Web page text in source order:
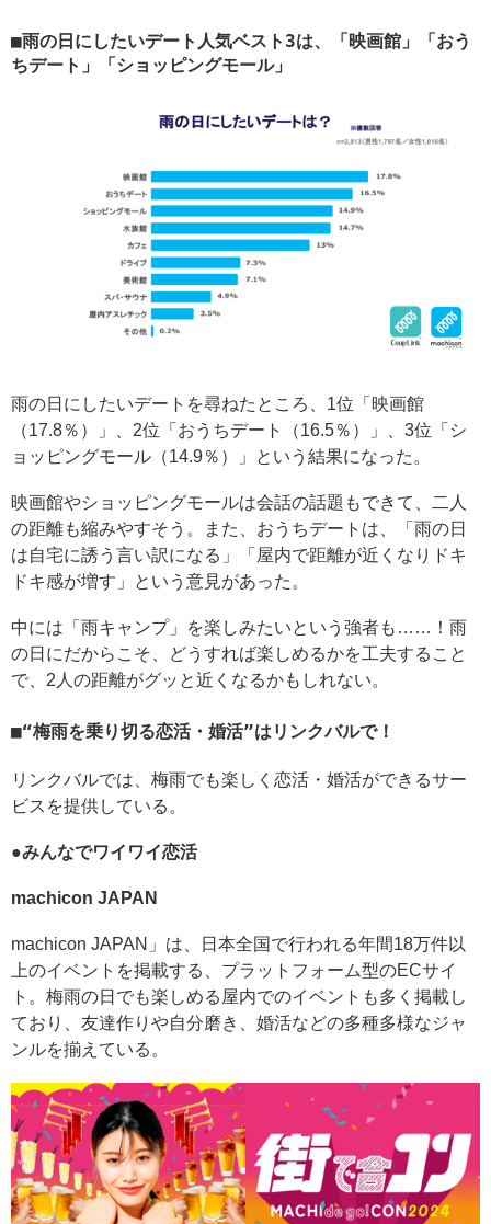
雨の日にしたいデート人気ベスト3は、「映画館」「おう
ちデート」「ショッピングモール」
雨の日にしたいデートを尋ねたところ、1位「映画館
（17.8％）」、2位「おうちデート（16.5％）」、3位「シ
ョッピングモール（14.9％）」という結果になった。
映画館やショッピングモールは会話の話題もできて、二人
の距離も縮みやすそう。また、おうちデートは、「雨の日
は自宅に誘う言い訳になる」「屋内で距離が近くなりドキ
ドキ感が増す」という意見があった。
中には「雨キャンプ」を楽しみたいという強者も……！雨
の日にだからこそ、どうすれば楽しめるかを工夫すること
で、2人の距離がグッと近くなるかもしれない。
“梅雨を乗り切る恋活・婚活”はリンクバルで！
リンクバルでは、梅雨でも楽しく恋活・婚活ができるサー
ビスを提供している。
●みんなでワイワイ恋活
machicon JAPAN
machicon JAPAN」は、日本全国で行われる年間18万件以
上のイベントを掲載する、プラットフォーム型のECサイ
ト。梅雨の日でも楽しめる屋内でのイベントも多く掲載し
ており、友達作りや自分磨き、婚活などの多種多様なジャ
ンルを揃えている。